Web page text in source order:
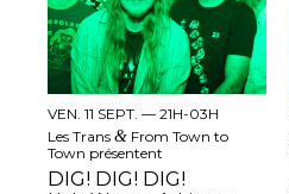
VEN. 11 SEPT. —21H-03H
Les Trans& From Town to
Town présentent
DIG! DIG! DIG!